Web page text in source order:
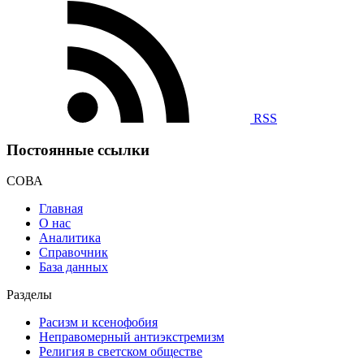
RSS
Постоянные ссылки
СОВА
Главная
О нас
Аналитика
Справочник
База данных
Разделы
Расизм и ксенофобия
Неправомерный антиэкстремизм
Религия в светском обществе